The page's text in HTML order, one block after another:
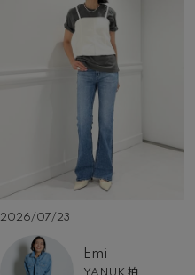
2026/07/23
Emi